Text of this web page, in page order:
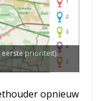
prioriteit).
opnieuw